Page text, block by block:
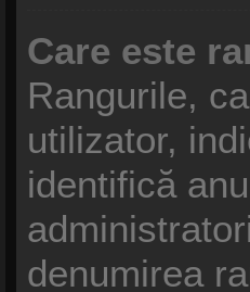
Care este
Rangurile,
utilizator,
identifică
denumirea